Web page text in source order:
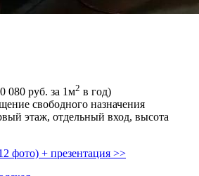
080 руб. за 1м2 в год)
свободного назначения
этаж,­ отдельный вход,­ высота
фото) + презентация >>